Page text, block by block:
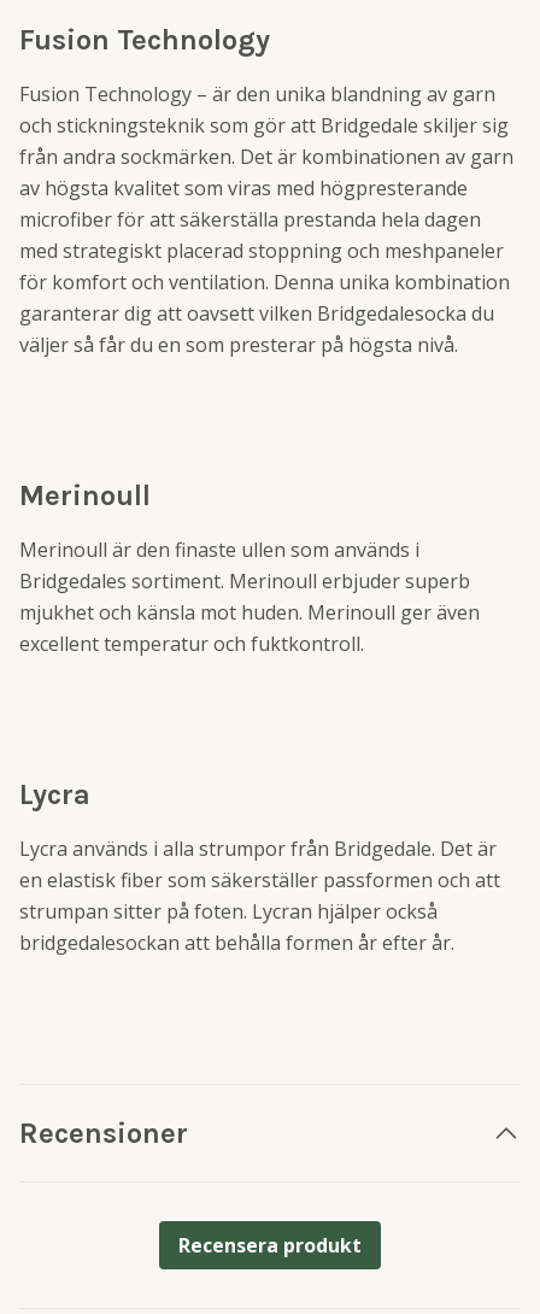
Fusion Technology
Fusion Technology – är den unika blandning av garn
och stickningsteknik som gör att Bridgedale skiljer sig
från andra sockmärken. Det är kombinationen av garn
av högsta kvalitet som viras med högpresterande
microfiber för att säkerställa prestanda hela dagen
med strategiskt placerad stoppning och meshpaneler
för komfort och ventilation. Denna unika kombination
garanterar dig att oavsett vilken Bridgedalesocka du
väljer så får du en som presterar på högsta nivå.
Merinoull
Merinoull är den finaste ullen som används i
Bridgedales sortiment. Merinoull erbjuder superb
mjukhet och känsla mot huden. Merinoull ger även
excellent temperatur och fuktkontroll.
Lycra
Lycra används i alla strumpor från Bridgedale. Det är
en elastisk fiber som säkerställer passformen och att
strumpan sitter på foten. Lycran hjälper också
bridgedalesockan att behålla formen år efter år.
Recensioner
Recensera produkt